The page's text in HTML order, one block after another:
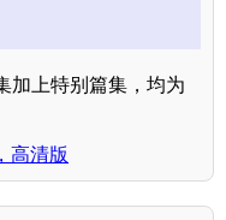
加上特别篇集，均为
高清版